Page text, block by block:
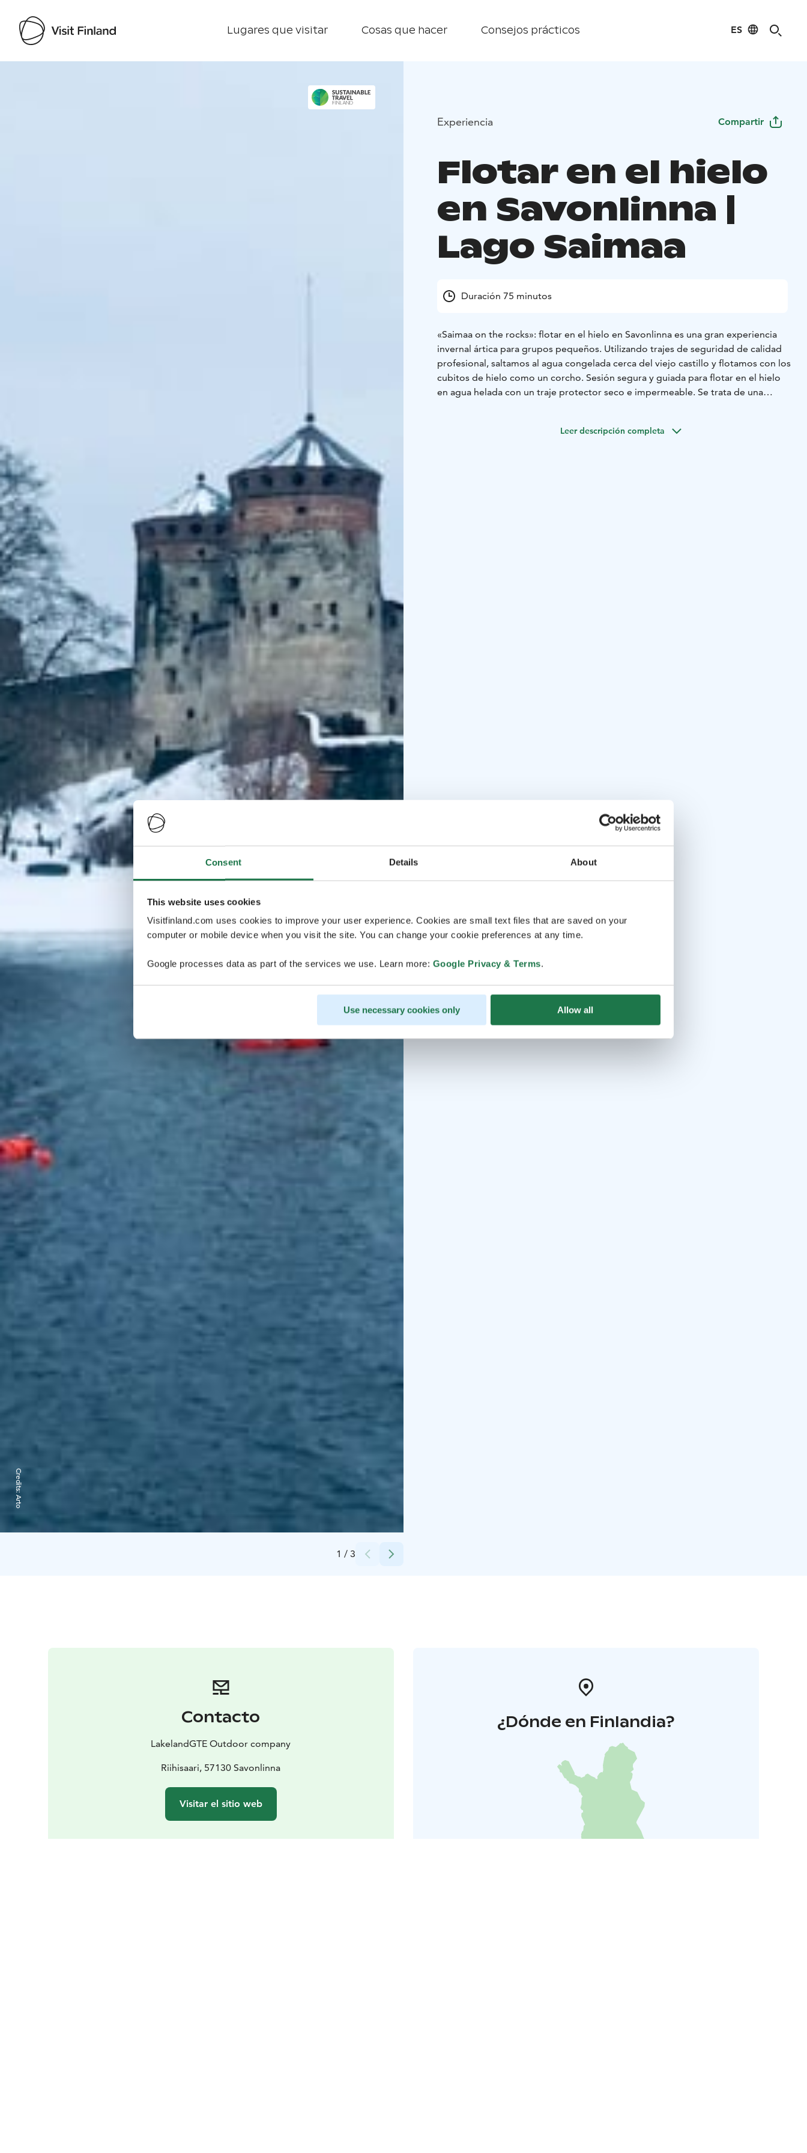
Consent Details About
This website uses cookies
Visitfinland.com uses cookies to improve your user experience. Cookies are small text files that are saved on your
computer or mobile device when you visit the site. You can change your cookie preferences at any time.
Google processes data as part of the services we use. Learn more: Google Privacy & Terms.
Use necessary cookies only Allow all
Lugares que visitar Cosas que hacer Consejos prácticos ES
1 / 3
Credits:
Arto
Experiencia Compartir
Flotar en el hielo
en Savonlinna |
Lago Saimaa
Duración 75 minutos
«Saimaa on the rocks»: flotar en el hielo en Savonlinna es una gran experiencia
invernal ártica para grupos pequeños. Utilizando trajes de seguridad de calidad
profesional, saltamos al agua congelada cerca del viejo castillo y flotamos con los
cubitos de hielo como un corcho. Sesión segura y guiada para flotar en el hielo
en agua helada con un traje protector seco e impermeable. Se trata de una
experiencia de flotar en el hielo ártico. Se sirve una bebida caliente después de la
Leer descripción completa
Contacto
LakelandGTE Outdoor company
Riihisaari, 57130 Savonlinna
Visitar el sitio web
¿Dónde en Finlandia?